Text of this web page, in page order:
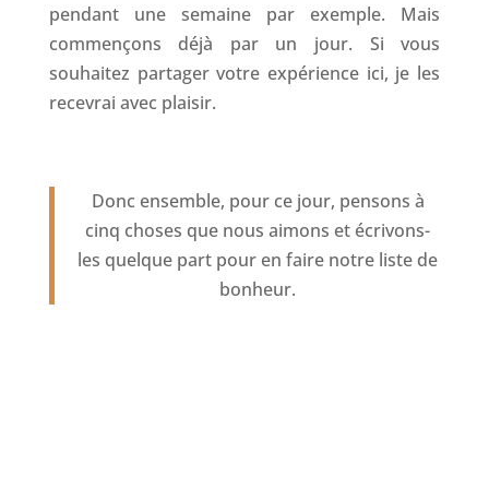
pendant une semaine par exemple. Mais
commençons déjà par un jour. Si vous
souhaitez partager votre expérience ici, je les
recevrai avec plaisir.
Donc ensemble, pour ce jour, pensons à
cinq choses que nous aimons et écrivons-
les quelque part pour en faire notre liste de
bonheur.